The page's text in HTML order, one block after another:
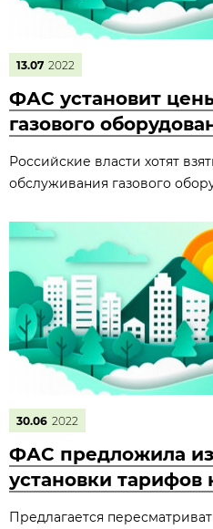
13.07 2022
ФАС установит
газового
Российские власти хотят
обслуживания газового
30.06 2022
ФАС предложила
установки
Предлагается